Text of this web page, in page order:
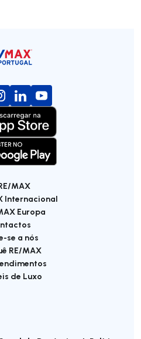
MAX
Internacional
Europa
se a nós
RE/MAX
de Luxo